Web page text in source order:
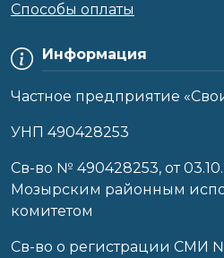
Информация
Частное предприятие
УНП 490428253
Cв-во № 490428253, от
Мозырским районным
комитетом
Св-во о регистрации СМИ
Способы оплаты